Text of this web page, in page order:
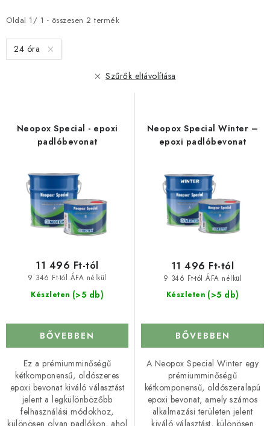
m
é
k
Oldal 1 / 1 - összesen 2 termék
m
é
k24 óra
Szűrők eltávolítása
Neopox Special - epoxi
padlóbevonat
Készleten (>5 db)
9 346 Ft-tól ÁFA nélkül
11 496 Ft-tól
BŐVEBBEN
Ez a prémiumminőségű
kétkomponensű, oldószeres
epoxi bevonat kiváló választást
jelent a legkülönbözőbb
felhasználási módokhoz,
különösen olyan padlókon, ahol
Neopox Special Winter –
epoxi padlóbevonat
Készleten (>5 db)
9 346 Ft-tól ÁFA nélkül
11 496 Ft-tól
BŐVEBBEN
A Neopox Special Winter egy
prémiumminőségű
kétkomponensű, oldószeralapú
epoxi bevonat, amely számos
alkalmazási területen jelent